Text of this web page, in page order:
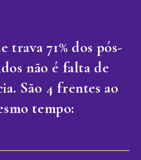
trava 71% dos pós-
não é falta de
São 4 frentes ao
tempo: